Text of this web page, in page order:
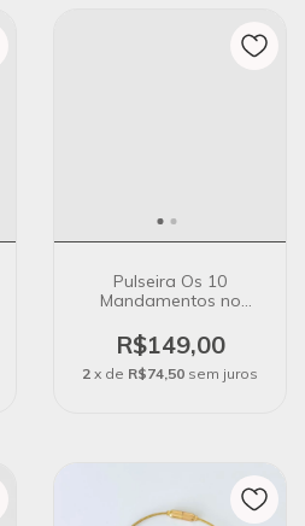
Pulseira Os 10
Mandamentos no
R$149,00
2 x de R$74,50 sem juros